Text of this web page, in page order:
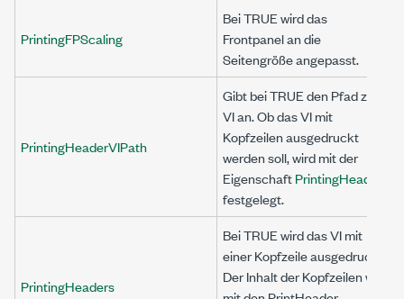
PrintingFPScaling
Bei TRUE wird das
Frontpanel an die
Seitengröße angepasst.
PrintingHeaderVIPath
Gibt bei TRUE den Pfad zum
VI an. Ob das VI mit
Kopfzeilen ausgedruckt
werden soll, wird mit der
EigenschaftPrintingHeaders
festgelegt.
PrintingHeaders
Bei TRUE wird das VI mit
einer Kopfzeile ausgedruckt.
Der Inhalt der Kopfzeilen wird